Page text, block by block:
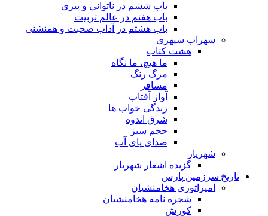
باب ششم در ناتوانى و پیرى
باب هفتم در عالم تربیت
باب هشتم در آداب صحبت و همنشنى
سهراب سپهری
هشت کتاب
ما هیچ، ما نگاه
مرگ رنگ
مسافر
آواز آفتاب
زندگی خواب ها
شرق اندوه
حجم سبز
صدای پای آب
شهریار
گزیده اشعار شهریار
تاریخ سرزمین پارس
امپراتوری هخامنشیان
شجره نامه هخامنشیان
کورش